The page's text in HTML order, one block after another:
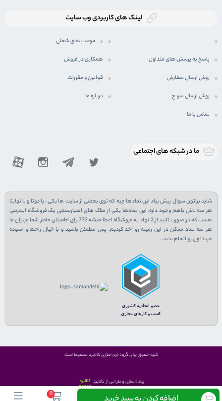
0
لینک های کاربردی وب سایت
فرصت های شغلی
پاسخ به پرسش های متداول همکاری در فروش
روش ارسال سفارش قوانین و مقررات
روش ارسال سریع درباره ما
تماس با ما
ما در شبكه های اجتماعی
شاید براتون سوال پیش بیاد این نمادها چیه که توی بعضی از سایت ها یکی ، یا دوتا و یا نهایتا
هر سه تاش باهم وجود داره. این نمادها یکی از ملاک های اعتبارسنجی یک فروشگاه اینترنتی
هست که در صورت تایید از 3 نهاد به فروشگاه اعطا میشه 772برای اطمینان خاطر شما عزیزان ما
هر سه نماد ممکن در این زمینه رو اخذ کردیم. پس مطمئن باشید و با خیال راحت و آسوده
خریدتون رو انجام بدید..
کلیه حقوق برای گروه نرم افزاری کالابرد محفوظ است
پیاده سازی و طراحی از کالابرد کالابرد